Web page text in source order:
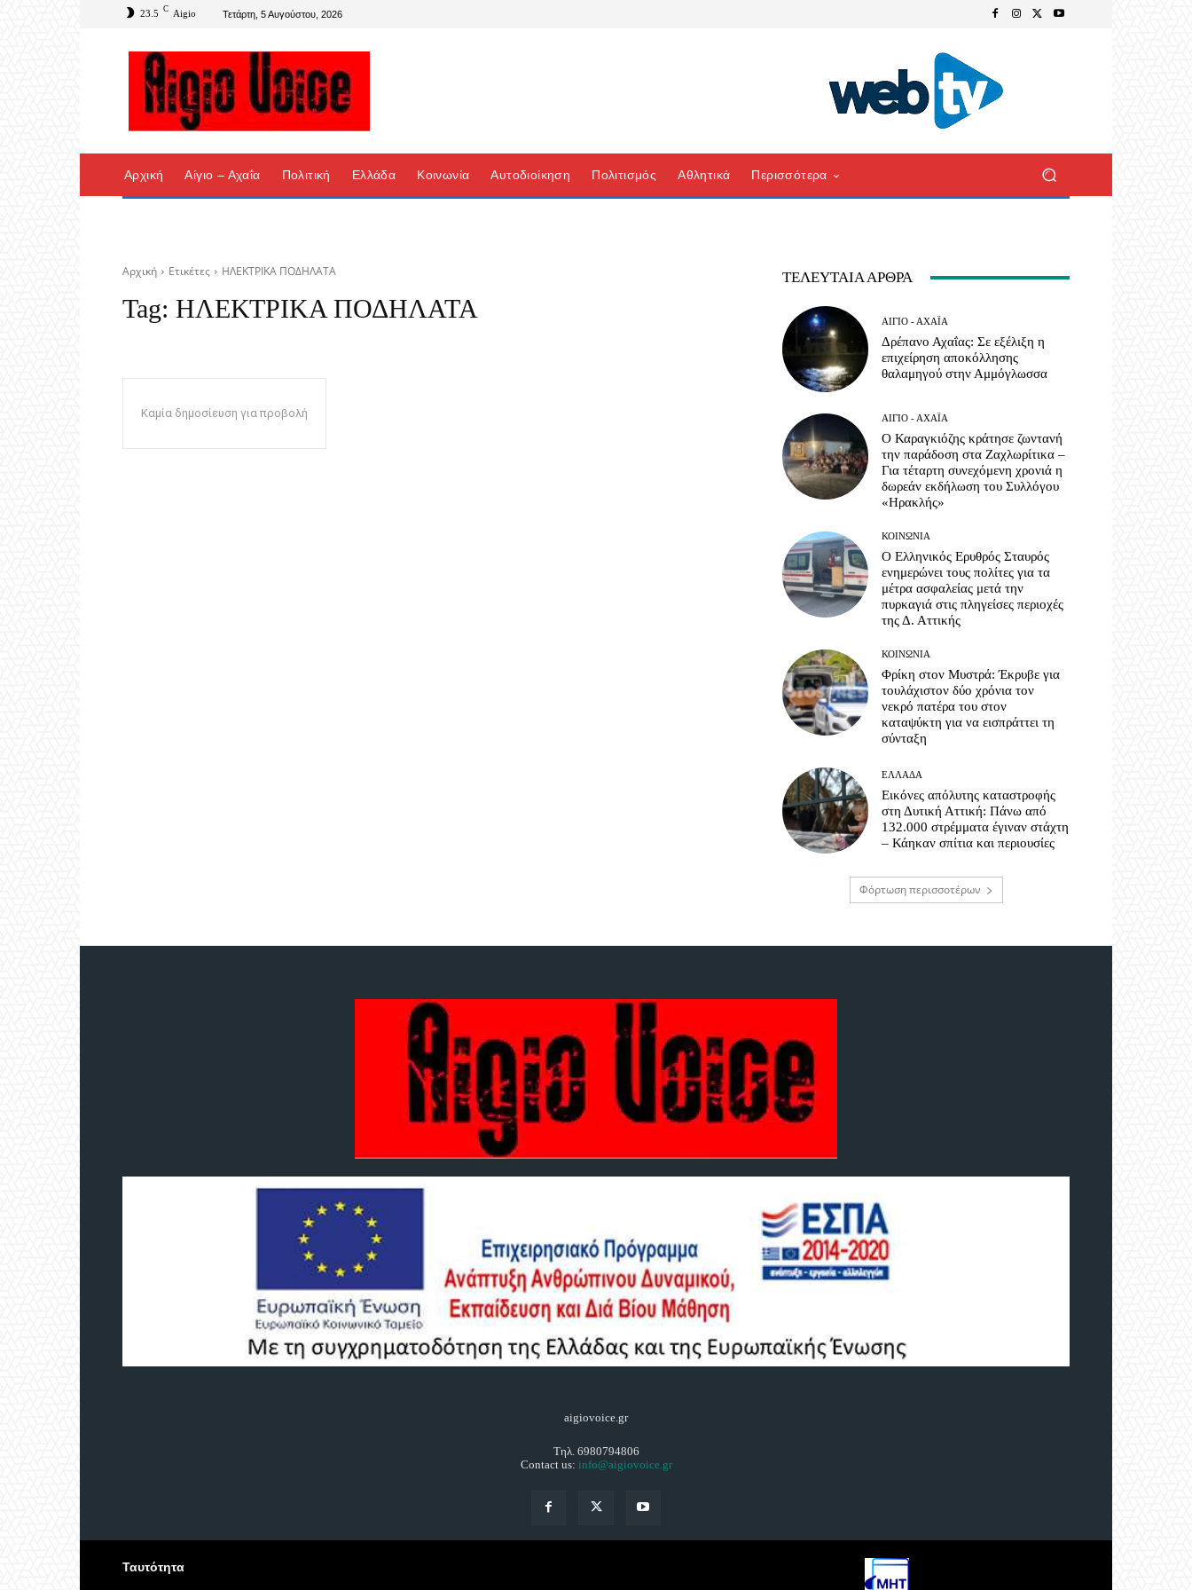
23.5 C Aigio Τετάρτη, 5 Αυγούστου, 2026
Αρχική Αίγιο – Αχαΐα Πολιτική Ελλάδα Κοινωνία Αυτοδιοίκηση Πολιτισμός Αθλητικά Περισσότερα
Αρχική Ετικέτες ΗΛΕΚΤΡΙΚΑ ΠΟΔΗΛΑΤΑ
Tag: ΗΛΕΚΤΡΙΚΑ ΠΟΔΗΛΑΤΑ
Καμία δημοσίευση για προβολή
ΤΕΛΕΥΤΑΊΑ ΆΡΘΡΑ
ΑΊΓΙΟ - ΑΧΑΪ́Α
Δρέπανο Αχαΐας: Σε εξέλιξη η
επιχείρηση αποκόλλησης
θαλαμηγού στην Αμμόγλωσσα
ΑΊΓΙΟ - ΑΧΑΪ́Α
Ο Καραγκιόζης κράτησε ζωντανή
την παράδοση στα Ζαχλωρίτικα –
Για τέταρτη συνεχόμενη χρονιά η
δωρεάν εκδήλωση του Συλλόγου
«Ηρακλής»
ΚΟΙΝΩΝΊΑ
Ο Ελληνικός Ερυθρός Σταυρός
ενημερώνει τους πολίτες για τα
μέτρα ασφαλείας μετά την
πυρκαγιά στις πληγείσες περιοχές
της Δ. Αττικής
ΚΟΙΝΩΝΊΑ
Φρίκη στον Μυστρά: Έκρυβε για
τουλάχιστον δύο χρόνια τον
νεκρό πατέρα του στον
καταψύκτη για να εισπράττει τη
σύνταξη
ΕΛΛΆΔΑ
Εικόνες απόλυτης καταστροφής
στη Δυτική Αττική: Πάνω από
132.000 στρέμματα έγιναν στάχτη
– Κάηκαν σπίτια και περιουσίες
Φόρτωση περισσοτέρων
aigiovoice.gr
Τηλ. 6980794806
Contact us: info@aigiovoice.gr
Ταυτότητα